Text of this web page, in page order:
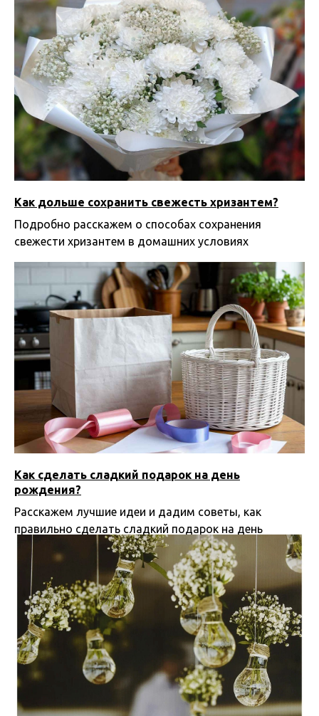
Как дольше сохранить свежесть хризантем?
Подробно расскажем о способах сохранения
свежести хризантем в домашних условиях
24.07.2025 10:00
Как сделать сладкий подарок на день
рождения?
Расскажем лучшие идеи и дадим советы, как
правильно сделать сладкий подарок на день
рождения
04.07.2025 20:25